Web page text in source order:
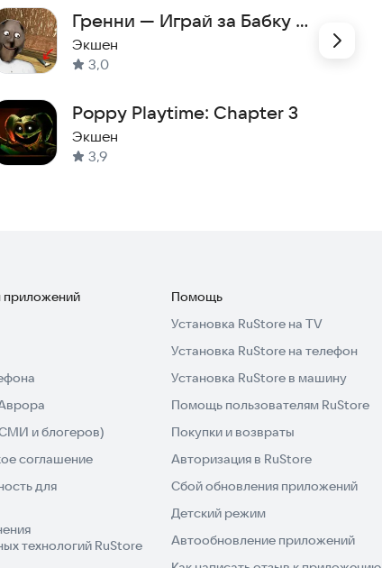
Гренни — Играй за Бабку —
Play as Granny
Экшен
3,0
Poppy Playtime: Chapter 3
Экшен
3,9
приложений
и блогеров)
соглашение
для
технологий RuStore
Помощь
Установка RuStore на TV
Установка RuStore на телефон
Установка RuStore в машину
Помощь пользователям RuStore
Покупки и возвраты
Авторизация в RuStore
Сбой обновления приложений
Детский режим
Автообновление приложений